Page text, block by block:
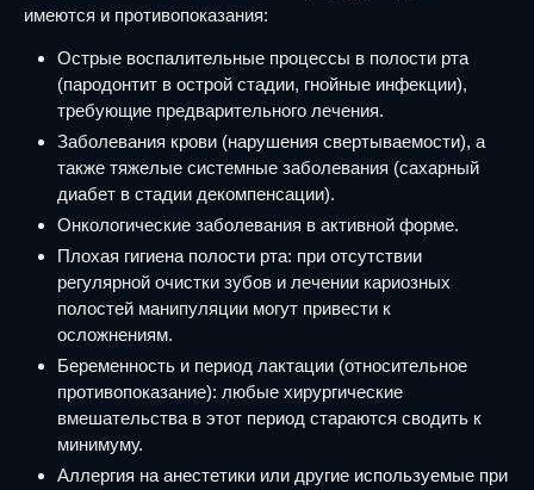
имеются и противопоказания:
Острые воспалительные процессы в полости рта
(пародонтит в острой стадии, гнойные инфекции),
требующие предварительного лечения.
Заболевания крови (нарушения свертываемости), а
также тяжелые системные заболевания (сахарный
диабет в стадии декомпенсации).
Онкологические заболевания в активной форме.
Плохая гигиена полости рта: при отсутствии
регулярной очистки зубов и лечении кариозных
полостей манипуляции могут привести к
осложнениям.
Беременность и период лактации (относительное
противопоказание): любые хирургические
вмешательства в этот период стараются сводить к
минимуму.
Аллергия на анестетики или другие используемые при